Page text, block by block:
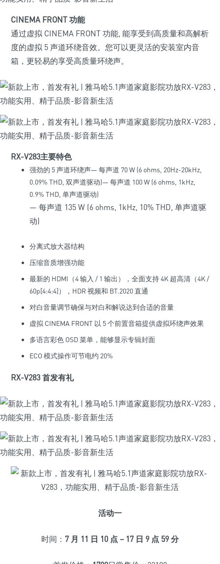
CINEMA FRONT 功能
通过虚拟 CINEMA FRONT 功能, 能享受到高质量和高解析
度的虚拟 5 声道环绕音效。您可以更灵活的安装室内音
箱，更轻易的享受高质量环绕声。
RX-V283主要特色
强劲的 5 声道环绕声— 每声道 70 W (6 ohms, 20Hz-20kHz,
0.09% THD, 双声道驱动)— 每声道 100 W (6 ohms, 1kHz,
0.9% THD, 单声道驱动)
— 每声道 135 W (6 ohms, 1kHz, 10% THD, 单声道驱
动)
分离式放大器结构
压缩音质增强功能
最新的 HDMI（4 输入 / 1 输出），全面支持 4K 超高清（4K /
60p[4:4:4]），HDR 视频和 BT.2020 直通
对白音量调节确保与对白和解说达到合适的音量
虚拟 CINEMA FRONT 以 5 个前置音箱提供虚拟环绕声效果
多语言彩色 OSD 菜单，能够显示专辑封面
ECO 模式操作可节电约 20%
RX-V283 首发有礼
活动一
时间： 7 月 11 日 10 点 – 17 日 9 点 59 分